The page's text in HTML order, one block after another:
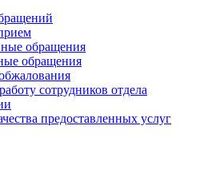
обращения
обращения
сотрудников отдела
предоставленных услуг